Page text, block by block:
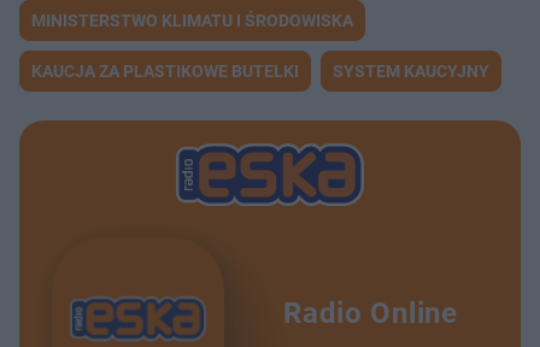
MINISTERSTWO KLIMATU I ŚRODOWISKA
KAUCJA ZA PLASTIKOWE BUTELKI SYSTEM KAUCYJNY
Radio Online